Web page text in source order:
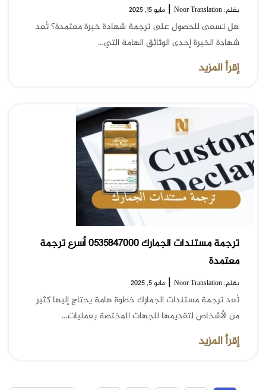
بقلم: Noor Translation | مايو 15, 2025
هل تسعى للحصول على ترجمة شهادة خبرة معتمدة؟ تُعد
شهادة الخبرة إحدى الوثائق الهامة التي…
إقرأ المزيد
ترجمة مستندات الجمارك 0535847000 أسرع ترجمة
معتمدة
بقلم: Noor Translation | مايو 5, 2025
تُعد ترجمة مستندات الجمارك خطوة هامة يحتاج إليها كثير
من الأشخاص لتقديمها للجهات المختصة بعمليات…
إقرأ المزيد